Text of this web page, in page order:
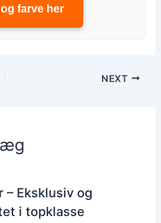
farve her
NEXT
– Eksklusiv og
i topklasse